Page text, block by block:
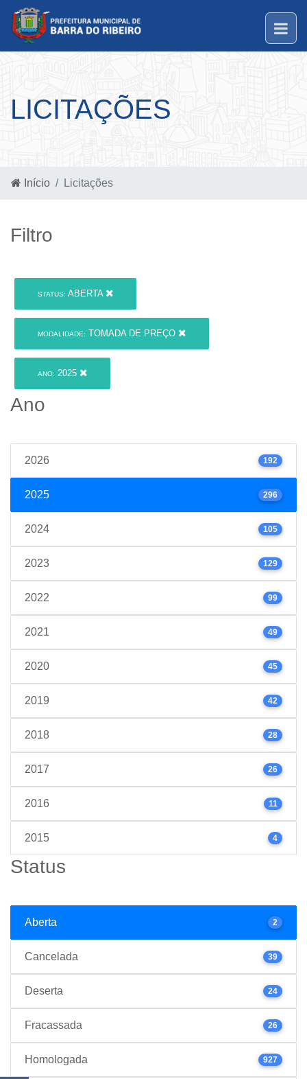
LICITAÇÕES
Início Licitações
Filtro
STATUS: ABERTA
MODALIDADE: TOMADA DE PREÇO
ANO: 2025
Ano
2026 192
2025 296
2024 105
2023 129
2022 99
2021 49
2020 45
2019 42
2018 28
2017 26
2016 11
2015 4
Status
Aberta 2
Cancelada 39
Deserta 24
Fracassada 26
Homologada 927